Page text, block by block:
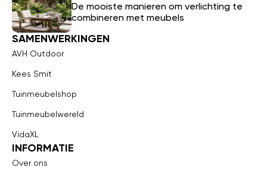
De mooiste manieren om verlichting te
combineren met meubels
SAMENWERKINGEN
AVH Outdoor
Kees Smit
Tuinmeubelshop
Tuinmeubelwereld
VidaXL
INFORMATIE
Over ons